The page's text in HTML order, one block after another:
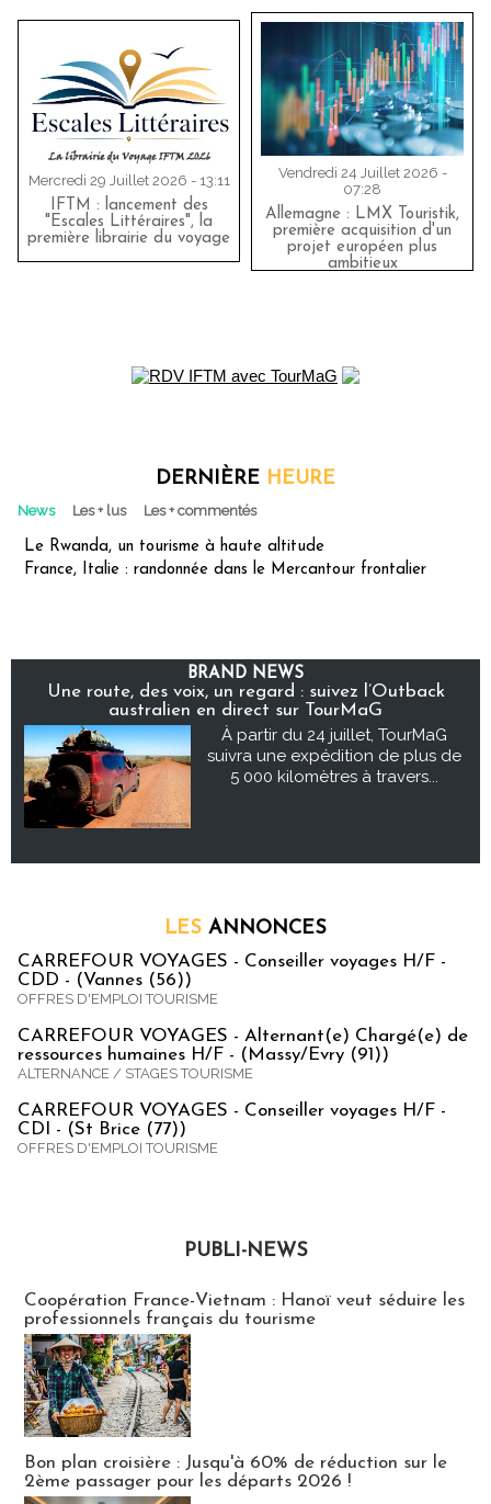
Mercredi 29 Juillet 2026 - 13:11
IFTM : lancement des
"Escales Littéraires", la
première librairie du voyage
Vendredi 24 Juillet 2026 -
07:28
Allemagne : LMX Touristik,
première acquisition d'un
projet européen plus
ambitieux
DERNIÈRE HEURE
News Les + lus Les + commentés
Le Rwanda, un tourisme à haute altitude
France, Italie : randonnée dans le Mercantour frontalier
BRAND NEWS
Une route, des voix, un regard : suivez l’Outback
australien en direct sur TourMaG
À partir du 24 juillet, TourMaG
suivra une expédition de plus de
5 000 kilomètres à travers...
LES ANNONCES
CARREFOUR VOYAGES - Conseiller voyages H/F -
CDD - (Vannes (56))
OFFRES D'EMPLOI TOURISME
CARREFOUR VOYAGES - Alternant(e) Chargé(e) de
ressources humaines H/F - (Massy/Evry (91))
ALTERNANCE / STAGES TOURISME
CARREFOUR VOYAGES - Conseiller voyages H/F -
CDI - (St Brice (77))
OFFRES D'EMPLOI TOURISME
PUBLI-NEWS
Coopération France-Vietnam : Hanoï veut séduire les
professionnels français du tourisme
Bon plan croisière : Jusqu'à 60% de réduction sur le
2ème passager pour les départs 2026 !